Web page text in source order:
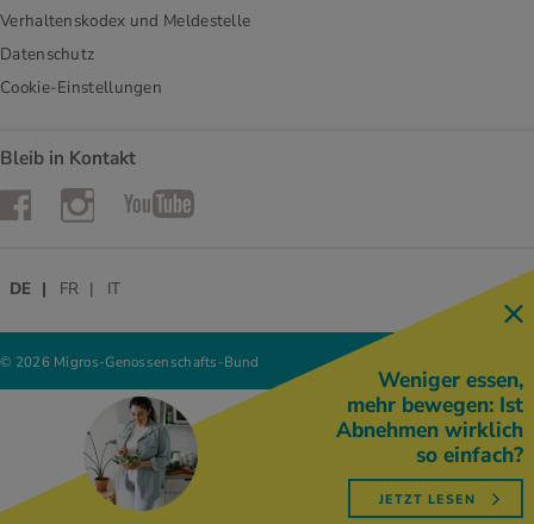
Verhaltenskodex und Meldestelle
Datenschutz
Cookie-Einstellungen
Bleib in Kontakt
FacebookInstagramYouTube
© 2026 Migros-Genossenschafts-Bund
DE FR IT
Weniger essen,
mehr bewegen: Ist
Abnehmen wirklich
so einfach?
JETZT LESEN